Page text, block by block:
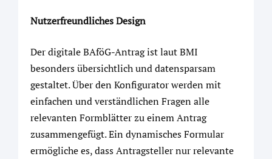
Nutzerfreundliches Design
Der digitale BAföG-Antrag ist laut BMI
besonders übersichtlich und datensparsam
gestaltet. Über den Konfigurator werden mit
einfachen und verständlichen Fragen alle
relevanten Formblätter zu einem Antrag
zusammengefügt. Ein dynamisches Formular
ermögliche es, dass Antragsteller nur relevante